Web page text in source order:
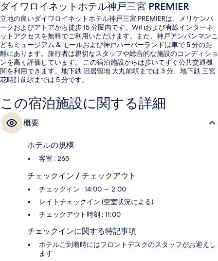
ダイワロイネットホテル神戸三宮 PREMIER
立地の良いダイワロイネットホテル神戸三宮 PREMIERは、メリケンパ
ークおよびアトアから徒歩 15 分圏内です。WiFiおよび有線インターネ
ットアクセスを無料でご利用いただけます。また、神戸アンパンマンこ
どもミュージアム & モールおよび神戸ハーバーランドは車で 5 分の距
離にあります。旅行者は親切なスタッフや総合的な施設のコンディショ
ンを高く評価しています。 この宿泊施設からは歩いてすぐ公共交通機
関を利用できます。地下鉄 旧居留地 大丸前駅までは 3 分、地下鉄 三宮
花時計前駅までは 5 分です。
この宿泊施設に関する詳細
概要
ホテルの規模
客室 : 265
チェックイン / チェックアウト
チェックイン : 14:00 ～ 2:00
レイトチェックイン (空室状況による)
チェックアウト時刻 : 11:00
チェックインに関する特記事項
ホテルご到着時にはフロントデスクのスタッフがお迎えし
ます